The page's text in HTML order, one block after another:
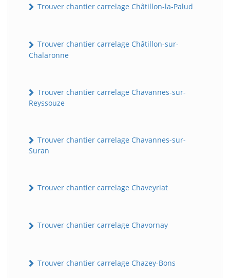
Trouver chantier carrelage Châtillon-la-Palud
Trouver chantier carrelage Châtillon-sur-
Chalaronne
Trouver chantier carrelage Chavannes-sur-
Reyssouze
Trouver chantier carrelage Chavannes-sur-
Suran
Trouver chantier carrelage Chaveyriat
Trouver chantier carrelage Chavornay
Trouver chantier carrelage Chazey-Bons